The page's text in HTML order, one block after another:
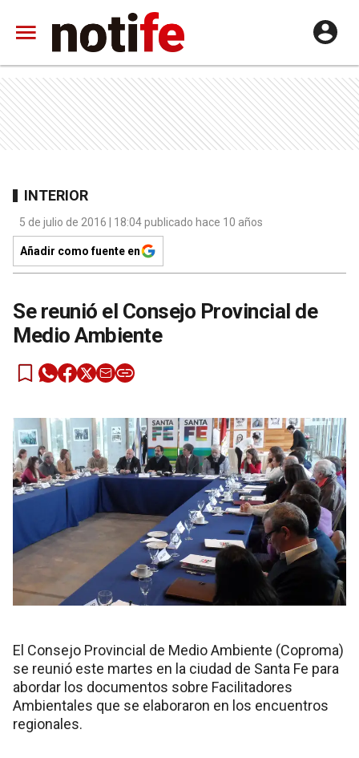
INTERIOR
5 de julio de 2016 | 18:04 publicado hace 10 años
Añadir como fuente en
Se reunió el Consejo Provincial de
Medio Ambiente
El Consejo Provincial de Medio Ambiente (Coproma)
se reunió este martes en la ciudad de Santa Fe para
abordar los documentos sobre Facilitadores
Ambientales que se elaboraron en los encuentros
regionales.